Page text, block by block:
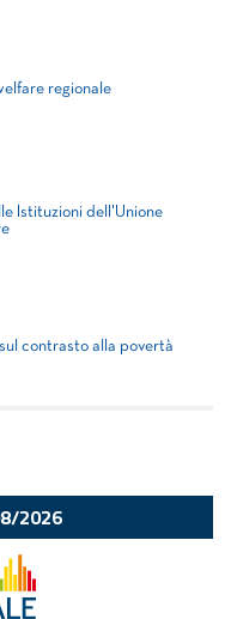
regionale
Istituzioni dell'Unione
contrasto alla povertà